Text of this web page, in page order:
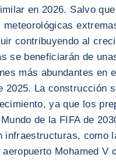
en 2026. Salvo
meteorológicas
contribuyendo al
se beneficiarán de
más abundantes en
2025. La construcción
ya que los
de la FIFA de
infraestructuras, como
Mohamed V